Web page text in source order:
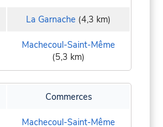
La Garnache (4,3 km)
Machecoul-Saint-Même
(5,3 km)
Commerces
Machecoul-Saint-Même